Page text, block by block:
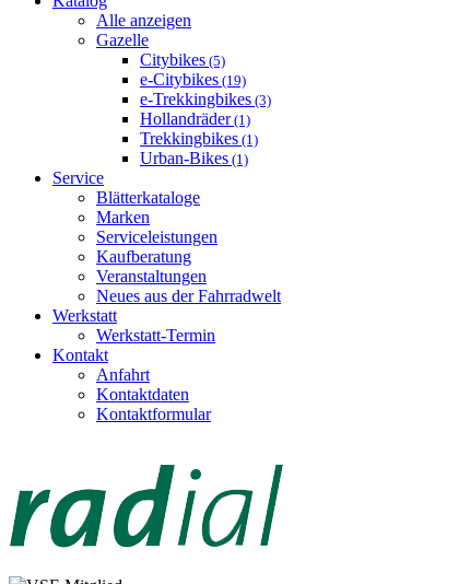
Alle anzeigen
Gazelle
Citybikes (5)
e-Citybikes (19)
e-Trekkingbikes (3)
Hollandräder(1)
Trekkingbikes (1)
Urban-Bikes (1)
Service
Blätterkataloge
Marken
Serviceleistungen
Kaufberatung
Veranstaltungen
Neues aus der Fahrradwelt
Werkstatt
Werkstatt-Termin
Kontakt
Anfahrt
Kontaktdaten
Kontaktformular